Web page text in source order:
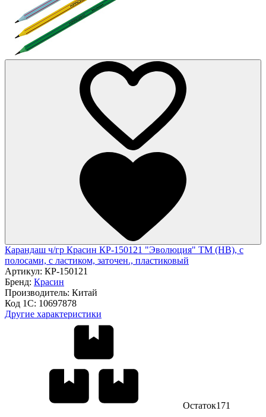
Карандаш ч/гр Красин КР-150121 "Эволюция" ТМ (HB), с
полосами, с ластиком, заточен., пластиковый
Артикул: КР-150121
Бренд: Красин
Производитель: Китай
Код 1С: 10697878
Другие характеристики
Остаток171